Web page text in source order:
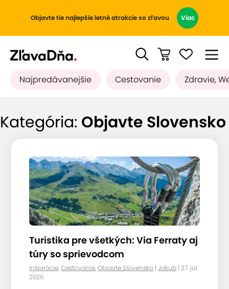
Objavte tie najlepšie letné atrakcie so zľavou Viac
Najpredávanejšie Cestovanie Zdravie,
Kategória: Objavte Slovensko
Turistika pre všetkých: Via Ferraty aj
túry so sprievodcom
Inšpirácie,Cestovanie,Objavte Slovensko |Jakub | 27. júl
2026